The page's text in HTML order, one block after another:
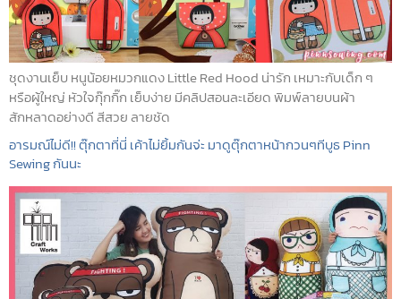
ชุดงานเย็บ หนูน้อยหมวกแดง Little Red Hood น่ารัก เหมาะกับเด็ก ๆ
หรือผู้ใหญ่ หัวใจกุ๊กกิ๊ก เย็บง่าย มีคลิปสอนละเอียด พิมพ์ลายบนผ้า
สักหลาดอย่างดี สีสวย ลายชัด
อารมณ์ไม่ดี!! ตุ๊กตาที่นี่ เค้าไม่ยิ้มกันจ่ะ มาดูตุ๊กตาหน้ากวนๆทีบูธ Pinn
Sewing กันนะ